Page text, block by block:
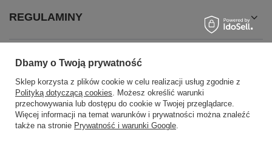
REGULAMINY
INFORMACJE
Dbamy o Twoją prywatność
Sklep korzysta z plików cookie w celu realizacji usług zgodnie z
Polityką dotyczącą cookies. Możesz określić warunki
przechowywania lub dostępu do cookie w Twojej przeglądarce.
Więcej informacji na temat warunków i prywatności można znaleźć
także na stronie Prywatność i warunki Google.